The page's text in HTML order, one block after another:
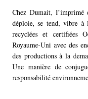
Chez Dumait,
déploie, se tend, vibre à
recyclées et certifiées
Royaume-Uni avec des
des productions à la
Une manière de
responsabilité